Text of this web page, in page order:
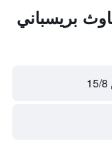
بريسباني